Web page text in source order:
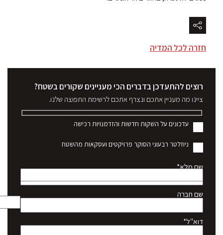
חזרה לכל המדיה
רוצים להתעדכן בדברים הכי מעניינים שקורים בשטח?
ציינו מה מעניין אתכם ונצרף אתכם לרשימת התפוצה שלנו.
עדכונים על השקות חדשות והזדמנויות רכישה
ניוזלטר רבעוני הסוקר פרויקטים ועסקאות מהשטח
שם מלא*
שם חברה
דוא"ל*